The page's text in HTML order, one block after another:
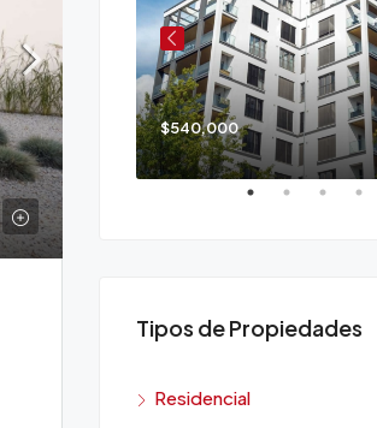
$540,000
Tipos de Propiedades
Residencial